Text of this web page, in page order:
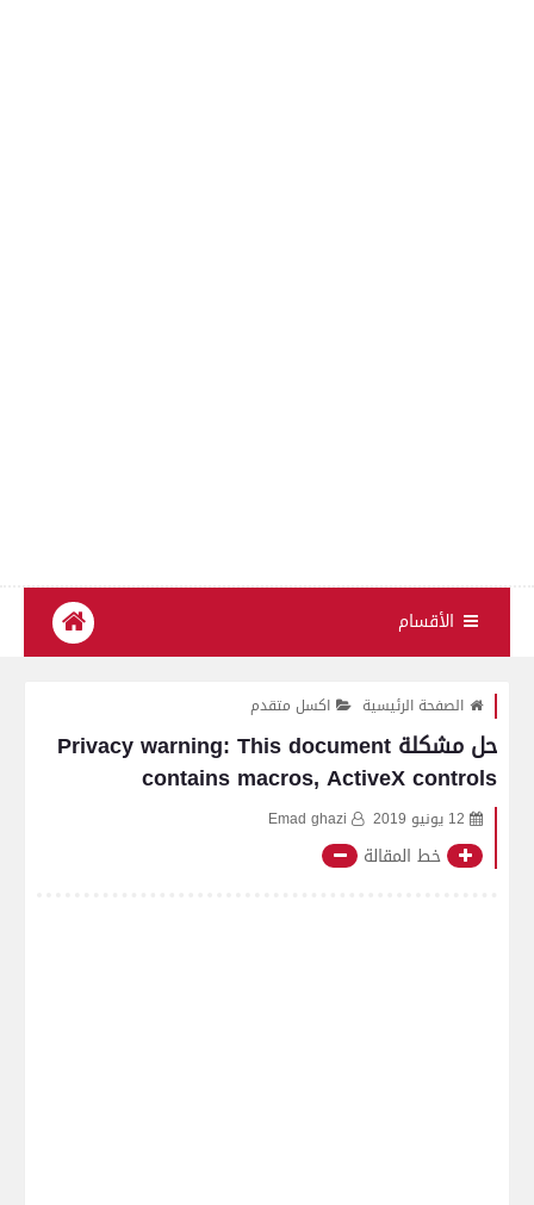
الأقسام
الصفحة الرئيسية اكسل متقدم
حل مشكلة Privacy warning: This document
contains macros, ActiveX controls
12 يونيو 2019 Emad ghazi
خط المقالة